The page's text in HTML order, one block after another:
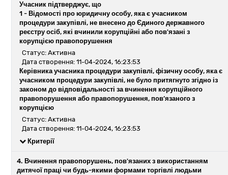
Учасник підтверджує, що
1 - Відомості про юридичну особу, яка є учасником
процедури закупівлі, не внесено до Єдиного державного
реєстру осіб, які вчинили корупційні або пов'язані з
корупцією правопорушення
Статус: Активна
Дата створення: 11-04-2024, 16:23:53
Керівника учасника процедури закупівлі, фізичну особу, яка є
учасником процедури закупівлі, не було притягнуто згідно із
законом до відповідальності за вчинення корупційного
правопорушення або правопорушення, пов’язаного з
корупцією
Статус: Активна
Дата створення: 11-04-2024, 16:23:53
Критерії
4. Вчинення правопорушень, пов'язаних з використанням
дитячої праці чи будь-якими формами торгівлі людьми